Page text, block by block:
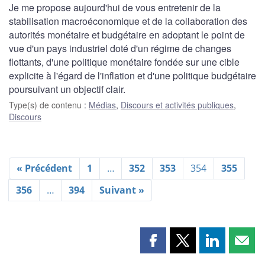
Je me propose aujourd'hui de vous entretenir de la
stabilisation macroéconomique et de la collaboration des
autorités monétaire et budgétaire en adoptant le point de
vue d'un pays industriel doté d'un régime de changes
flottants, d'une politique monétaire fondée sur une cible
explicite à l'égard de l'inflation et d'une politique budgétaire
poursuivant un objectif clair.
Type(s) de contenu : Médias, Discours et activités publiques,
Discours
« Précédent 1 … 352 353 354
355
356
… 394 Suivant »
PartagerPartagerPartager